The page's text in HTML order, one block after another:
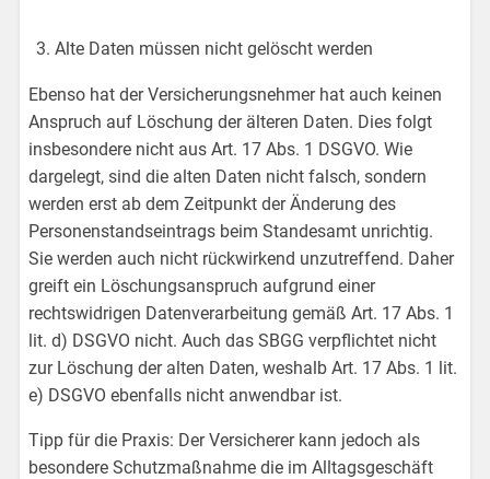
Alte Daten müssen nicht gelöscht werden
Ebenso hat der Versicherungsnehmer hat auch keinen
Anspruch auf Löschung der älteren Daten. Dies folgt
insbesondere nicht aus Art. 17 Abs. 1 DSGVO. Wie
dargelegt, sind die alten Daten nicht falsch, sondern
werden erst ab dem Zeitpunkt der Änderung des
Personenstandseintrags beim Standesamt unrichtig.
Sie werden auch nicht rückwirkend unzutreffend. Daher
greift ein Löschungsanspruch aufgrund einer
rechtswidrigen Datenverarbeitung gemäß Art. 17 Abs. 1
lit. d) DSGVO nicht. Auch das SBGG verpflichtet nicht
zur Löschung der alten Daten, weshalb Art. 17 Abs. 1 lit.
e) DSGVO ebenfalls nicht anwendbar ist.
Tipp für die Praxis: Der Versicherer kann jedoch als
besondere Schutzmaßnahme die im Alltagsgeschäft